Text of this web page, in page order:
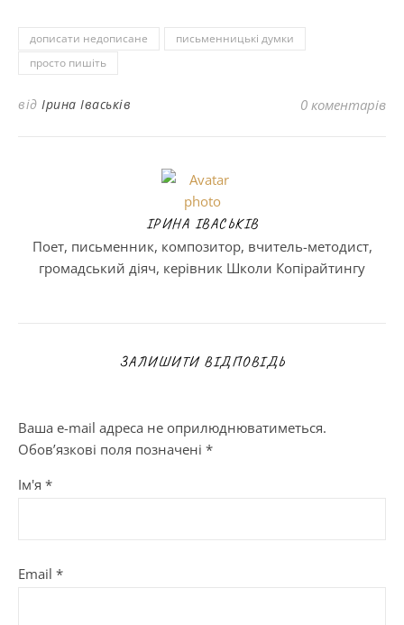
дописати недописане
письменницькі думки
просто пишіть
від Ірина Іваськів 0 коментарів
ІРИНА ІВАСЬКІВ
Поет, письменник, композитор, вчитель-методист,
громадський діяч, керівник Школи Копірайтингу
ЗАЛИШИТИ ВІДПОВІДЬ
Ваша e-mail адреса не оприлюднюватиметься.
Обов’язкові поля позначені *
Ім'я *
Email *